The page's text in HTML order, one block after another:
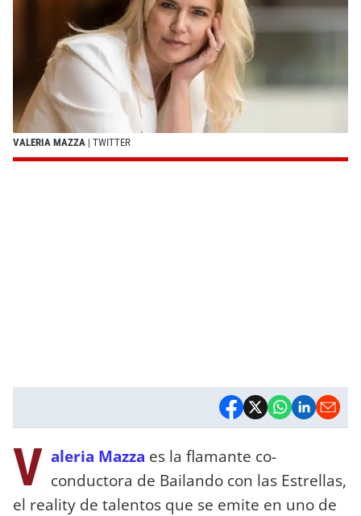
VALERIA MAZZA | TWITTER
V aleria Mazza es la flamante co-
conductora de Bailando con las Estrellas,
el reality de talentos que se emite en uno de